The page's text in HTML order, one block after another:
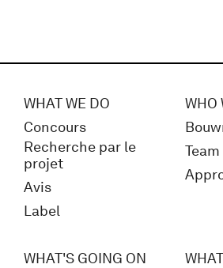
WHAT WE DO
Concours
Recherche par le
projet
Avis
Label
WHO
Team
WHAT'S GOING ON